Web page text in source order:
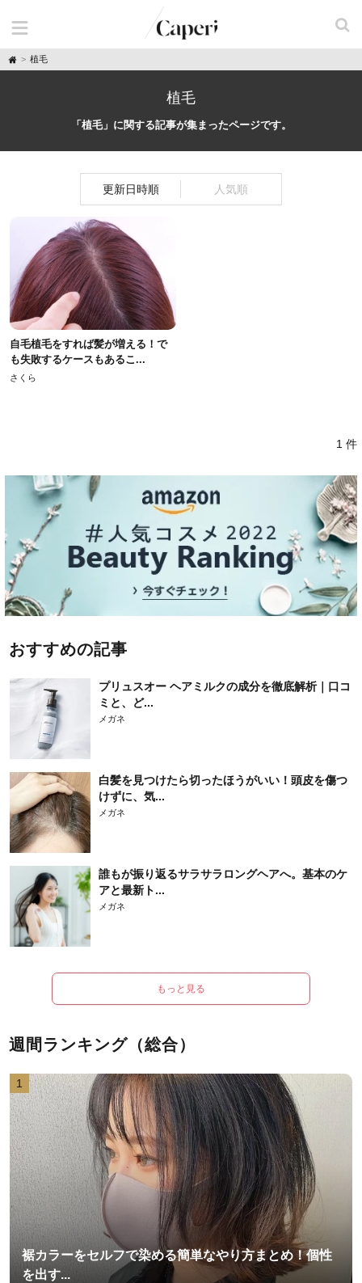
H
o
植毛
植毛
「植毛」に関する記事が集まったページです。
更新日時順 人気順
自毛植毛をすれば髪が増える！で
も失敗するケースもあるこ...
さくら
1 件
おすすめの記事
プリュスオー ヘアミルクの成分を徹底解析｜口コ
ミと、ど...
メガネ
白髪を見つけたら切ったほうがいい！頭皮を傷つ
けずに、気...
メガネ
誰もが振り返るサラサラロングヘアへ。基本のケ
アと最新ト...
メガネ
もっと見る
週間ランキング（総合）
1
裾カラーをセルフで染める簡単なやり方まとめ！個性
を出す...